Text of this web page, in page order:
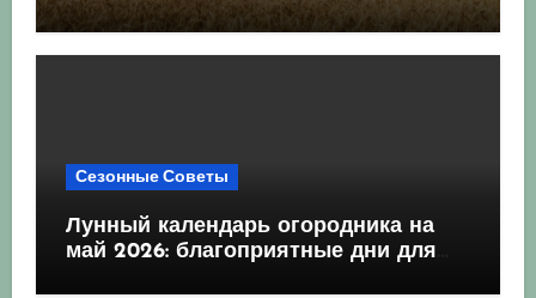
Агрокультура України осінь 2026:
Сезонные Советы
Лунный календарь огородника на
май 2026: благоприятные дни для